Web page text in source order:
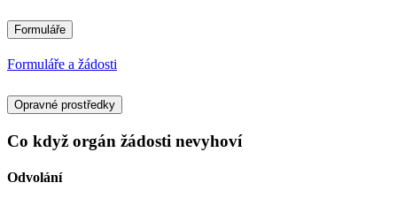
Formuláře
Formuláře a žádosti
Opravné prostředky
Co když orgán žádosti nevyhoví
Odvolání